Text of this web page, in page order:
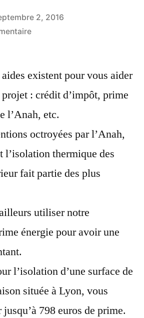
2, 2016
sur
isolation
existent pour vous aider
: crédit d’impôt, prime
l’Anah, etc.
octroyées par l’Anah,
l’isolation thermique des
fait partie des plus
utiliser notre
énergie pour avoir une
l’isolation d’une surface de
située à Lyon, vous
798 euros de prime.